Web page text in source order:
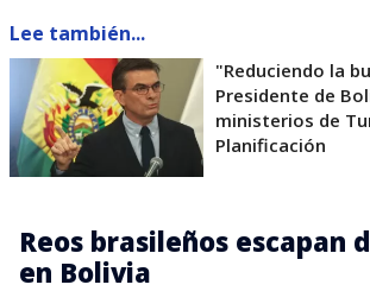
Lee también...
"Reduciendo la
Presidente de
ministerios de
Planificación
Reos brasileños escapan
en Bolivia